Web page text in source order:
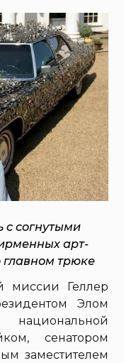
с согнутыми
арт-
трюке
миссии Геллер
Элом
сенатором
заместителем